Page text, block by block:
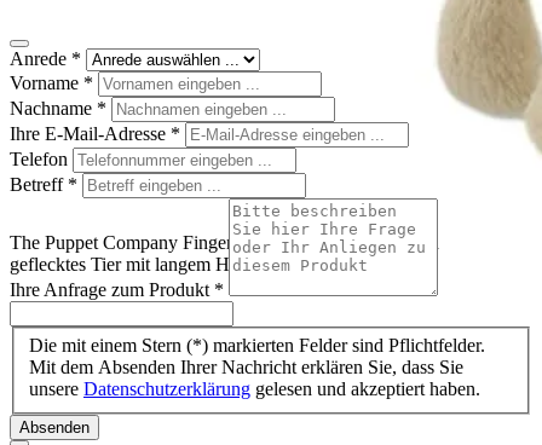
The Puppet Company Fingerpuppe Giraffe, beige-braun
geflecktes Tier mit langem Hals und langen Stoffbeinen
Anrede *
Vorname *
Nachname *
Ihre E-Mail-Adresse *
Telefon
Betreff *
Ihre Anfrage zum Produkt *
Die mit einem Stern (*) markierten Felder sind Pflichtfelder.
Mit dem Absenden Ihrer Nachricht erklären Sie, dass Sie
unsere Datenschutzerklärung gelesen und akzeptiert haben.
Absenden